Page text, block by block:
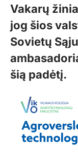
Vakarų
jog šios
Sovietų
šią padėtį.